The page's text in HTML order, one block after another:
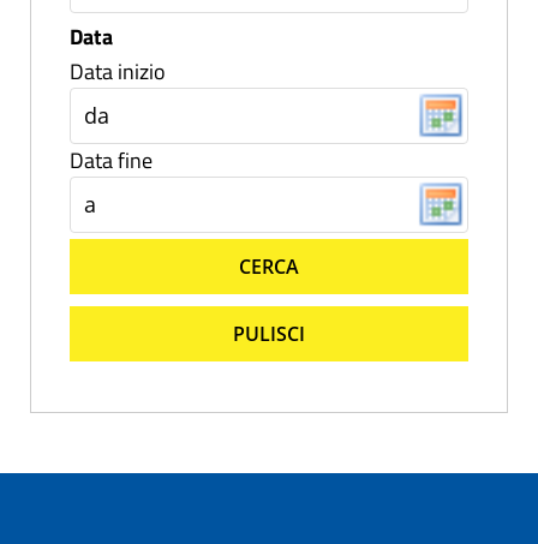
Data
Data inizio
Data fine
CERCA
PULISCI